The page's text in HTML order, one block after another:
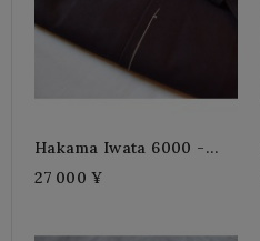
Hakama Iwata 6000 -
27 000 ¥